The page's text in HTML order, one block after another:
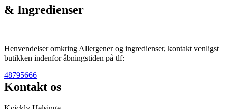
& Ingredienser
Henvendelser omkring Allergener og ingredienser, kontakt venligst
butikken indenfor åbningstiden på tlf:
48795666
Kontakt os